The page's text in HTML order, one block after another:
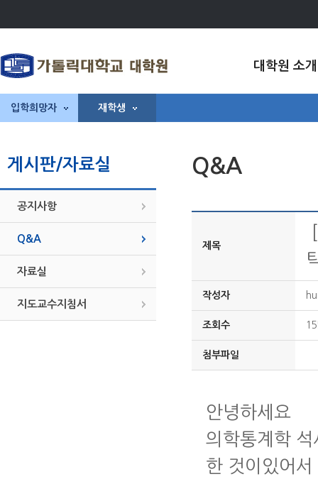
대학원 소개
입학희망자 재학생
게시판/자료실
공지사항
Q&A
자료실
지도교수지침서
Q&A
제목
작성자
조회수
첨부파일
안녕하세요
의학통계학
한 것이있어